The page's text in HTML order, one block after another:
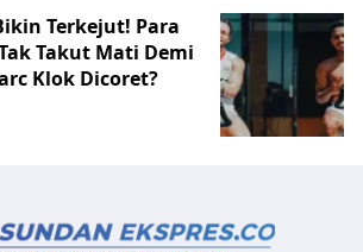
Terkejut! Para
Takut Mati Demi
Klok Dicoret?